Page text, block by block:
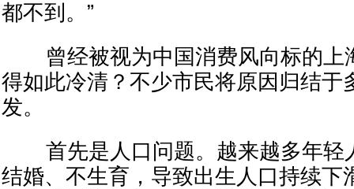
都不到。”
曾经被视为中国消费风向标的上
得如此冷清？不少市民将原因归结于
发。
首先是人口问题。越来越多年轻
结婚、不生育，导致出生人口持续下